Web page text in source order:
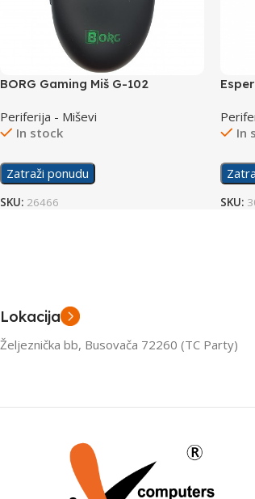
BORG Gaming Miš G-102
Periferija - Miševi
In stock
Zatraži ponudu
SKU: 26466
In
SKU:
Lokacija
Željeznička bb, Busovača 72260 (TC Party)